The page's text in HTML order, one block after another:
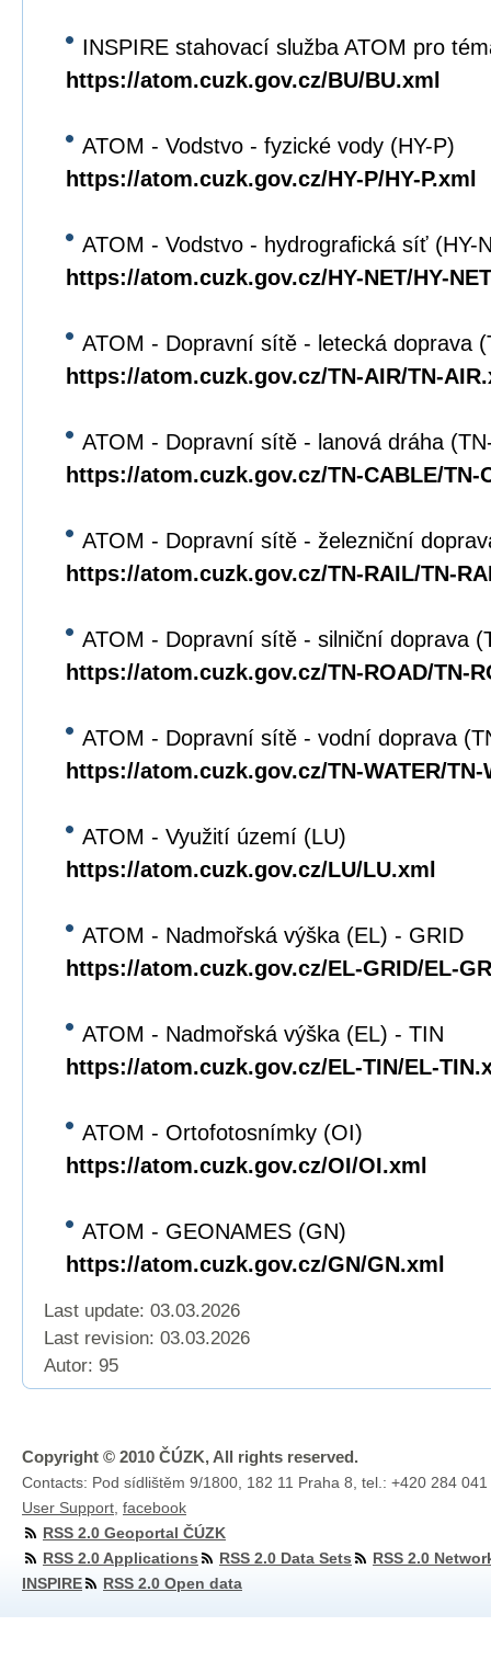
INSPIRE stahovací služba ATOM pro
https://atom.cuzk.gov.cz/BU/BU.xml
ATOM - Vodstvo - fyzické vody (HY-P)
https://atom.cuzk.gov.cz/HY-P/HY-P.xml
ATOM - Vodstvo - hydrografická síť (HY-
https://atom.cuzk.gov.cz/HY-NET/HY-
ATOM - Dopravní sítě - letecká doprava
https://atom.cuzk.gov.cz/TN-AIR/TN-
ATOM - Dopravní sítě - lanová dráha
https://atom.cuzk.gov.cz/TN-CABLE/TN-
ATOM - Dopravní sítě - železniční
https://atom.cuzk.gov.cz/TN-RAIL/TN-
ATOM - Dopravní sítě - silniční doprava
https://atom.cuzk.gov.cz/TN-ROAD/TN-
ATOM - Dopravní sítě - vodní doprava
https://atom.cuzk.gov.cz/TN-WATER/TN-
ATOM - Využití území (LU)
https://atom.cuzk.gov.cz/LU/LU.xml
ATOM - Nadmořská výška (EL) - GRID
https://atom.cuzk.gov.cz/EL-GRID/EL-
ATOM - Nadmořská výška (EL) - TIN
https://atom.cuzk.gov.cz/EL-TIN/EL-
ATOM - Ortofotosnímky (OI)
https://atom.cuzk.gov.cz/OI/OI.xml
ATOM - GEONAMES (GN)
https://atom.cuzk.gov.cz/GN/GN.xml
Last update: 03.03.2026
Last revision: 03.03.2026
Autor: 95
Copyright © 2010 ČÚZK, All rights reserved.
Contacts: Pod sídlištěm 9/1800, 182 11 Praha 8, tel.: +420 284
User Support facebook
RSS 2.0 Geoportal ČÚZK
RSS 2.0 Applications
RSS 2.0 Data Sets
RSS 2.0
INSPIRE
RSS 2.0 Open data